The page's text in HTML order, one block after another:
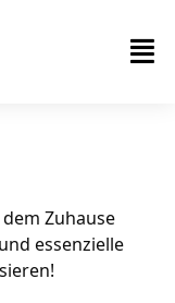
Zuhause
essenzielle